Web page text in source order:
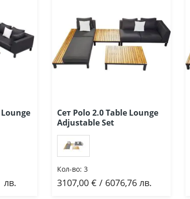
лв.
Сет Polo 2.0 Table Lounge
Adjustable Set
Кол-во: 3
3107,00 € / 6076,76 лв.
Добави